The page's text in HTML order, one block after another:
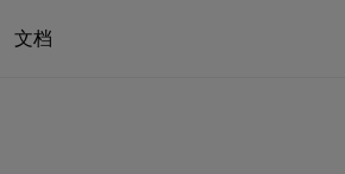
文档